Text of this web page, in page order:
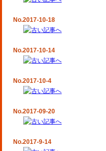
No.2017-10-18
No.2017-10-14
No.2017-10-4
No.2017-09-20
No.2017-9-14